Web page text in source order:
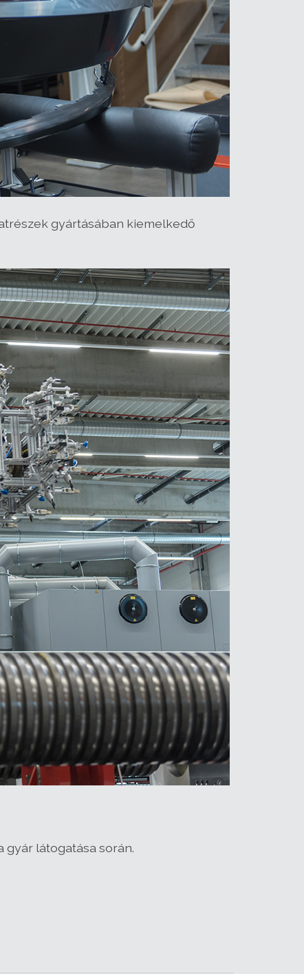
gyártásában kiemelkedő
látogatása során.